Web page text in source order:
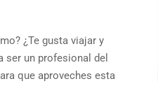
¿Te gusta viajar y
ser un profesional del
que aproveches esta